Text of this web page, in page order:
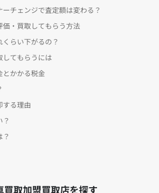
チェンジで査定額は変わる？
・買取してもらう方法
らい下がるの？
してもらうには
とかかる税金
する理由
取加盟買取店を探す